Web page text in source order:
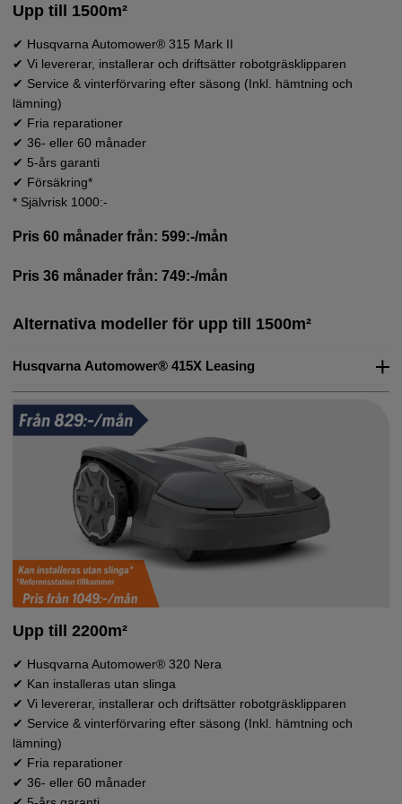
Slinglös modell upp till 1000m²
✔ Husqvarna Automower® 310E Nera
✔ Kan installeras utan slinga, kantklipper gräset.
✔ Vi levererar, installerar och driftsätter robotgräsklipparen
✔ Service & vinterförvaring efter säsong (Inkl. hämtning och lämning)
✔ 36- eller 60 månader
✔ Försäkring*
*Kostnad för referensstation tillkommer vid slinglös installation
✔ Husqvarna Automower® 410XE Nera
✔ Kan installeras utan slinga, kantklipper gräset, appstryning, GPS
mm.
✔ Vi levererar, installerar och driftsätter robotgräsklipparen
✔ Service & vinterförvaring efter säsong (Inkl. hämtning och lämning)
Upp till 1500m²
✔ Husqvarna Automower® 315 Mark II
✔ Vi levererar, installerar och driftsätter robotgräsklipparen
✔ Service & vinterförvaring efter säsong (Inkl. hämtning och
lämning)
✔ Fria reparationer
✔ 36- eller 60 månader
✔ 5-års garanti
✔ Försäkring*
* Självrisk 1000:-
Pris 60 månader från: 599:-/mån
Pris 36 månader från: 749:-/mån
Alternativa modeller för upp till 1500m²
Husqvarna Automower® 415X Leasing
Avancerad modell upp till 1500m²
✔ Avancerad modell med appstyrning, GPS mm.
✔ Vi levererar, installerar och driftsätter robotgräsklipparen
Upp till 2200m²
✔ Husqvarna Automower® 320 Nera
✔ Kan installeras utan slinga
✔ Vi levererar, installerar och driftsätter robotgräsklipparen
✔ Service & vinterförvaring efter säsong (Inkl. hämtning och
lämning)
✔ Fria reparationer
✔ 36- eller 60 månader